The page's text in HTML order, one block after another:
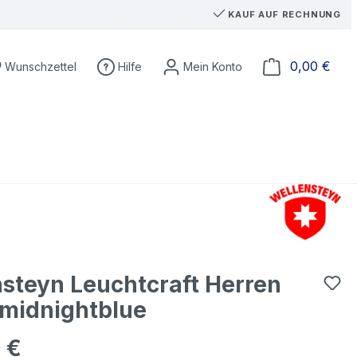
KAUF AUF RECHNUNG
Du hast 0 Produkte auf dem Merkzettel
Wunschzettel Hilfe 0,00 €
Leuchtcraft Herren
€